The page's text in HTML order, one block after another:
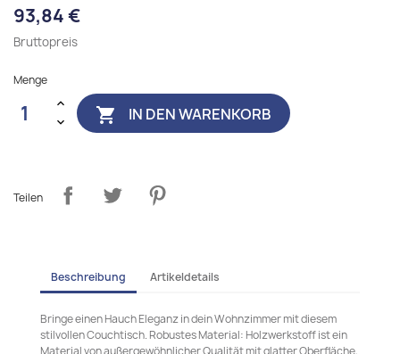
93,84 €
Bruttopreis
Menge
 IN DEN WARENKORB
Teilen
Beschreibung Artikeldetails
Bringe einen Hauch Eleganz in dein Wohnzimmer mit diesem
stilvollen Couchtisch. Robustes Material: Holzwerkstoff ist ein
Material von außergewöhnlicher Qualität mit glatter Oberfläche,